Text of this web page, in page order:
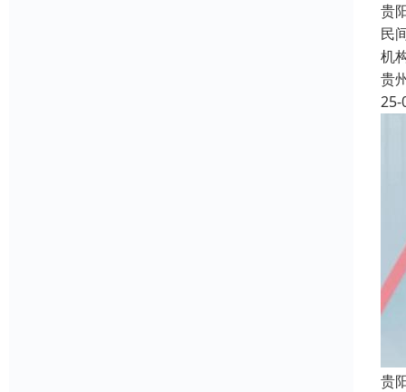
贵
民
机
贵
25-
贵